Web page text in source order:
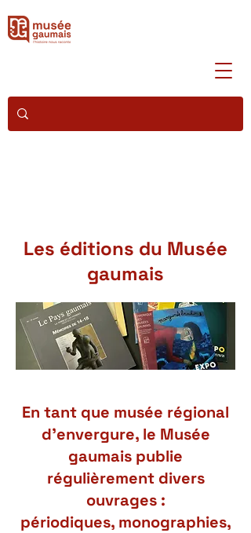
Les éditions du Musée
gaumais
En tant que musée régional
d’envergure, le Musée
gaumais publie
régulièrement divers
ouvrages :
périodiques, monographies,